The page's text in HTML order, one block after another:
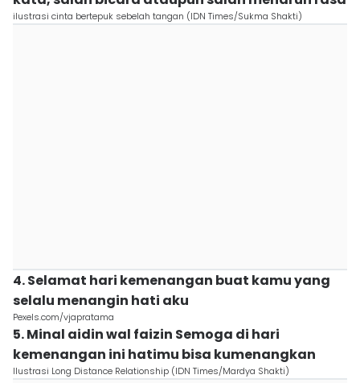
ilustrasi cinta bertepuk sebelah tangan (IDN Times/Sukma Shakti)
4. Selamat hari kemenangan buat kamu yang
selalu menangin hati aku
Pexels.com/vjapratama
5. Minal aidin wal faizin Semoga di hari
kemenangan ini hatimu bisa kumenangkan
Ilustrasi Long Distance Relationship (IDN Times/Mardya Shakti)